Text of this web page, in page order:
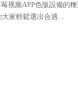
视频APP色版設備的種
家輕鬆選出合適…